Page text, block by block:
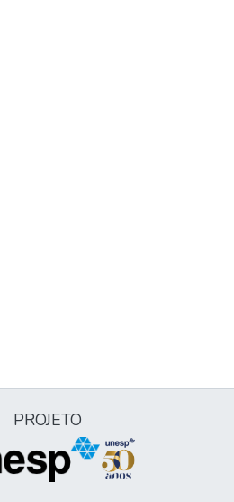
PROJETO